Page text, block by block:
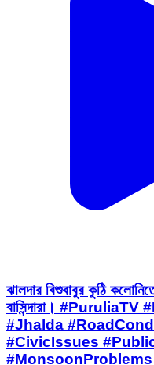
ঝালদার বিশুবাবুর কুঠি
বাসিন্দারা।
#Jhalda
#CivicIssues
#MonsoonProblems